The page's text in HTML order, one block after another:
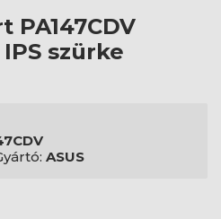
PA147CDV
szürke
ASUS